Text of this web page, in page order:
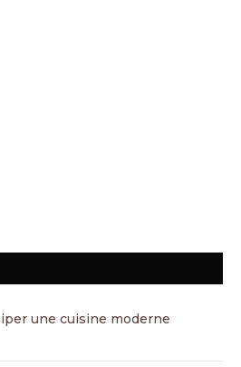
une cuisine moderne